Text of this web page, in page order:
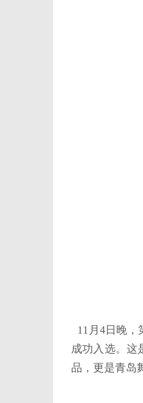
11月4日晚，
成功入选。这
品，更是青岛